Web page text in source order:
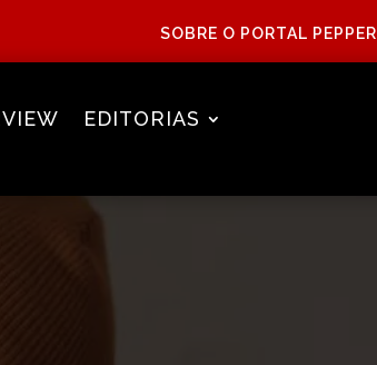
SOBRE O PORTAL PEPPER
EDITORIAS